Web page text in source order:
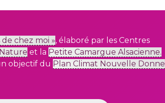
chez moi », élaboré par les Centres
et la Petite Camargue Alsacienne.
objectif du Plan Climat Nouvelle Donne